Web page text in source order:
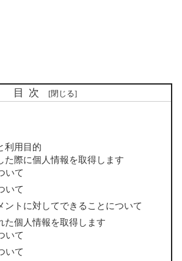
目次
利用目的
た際に個人情報を取得します
いて
いて
ントに対してできることについて
た個人情報を取得します
いて
いて